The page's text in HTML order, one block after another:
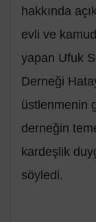
hakkında
evli ve
yapan Ufuk
Derneği
üstlenmenin
derneğin
kardeşlik
söyledi.